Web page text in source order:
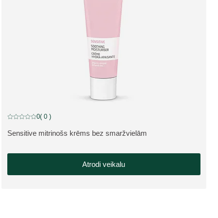
NEW
SKATĪT PRODUKTU:
Sensitive mitrinošs krēms bez smaržvielām
Pašreizējais vērtējums: 0 no 5 zvaigznēm novērtēja 0 klienti
0( 0 )
Atrodi veikalu